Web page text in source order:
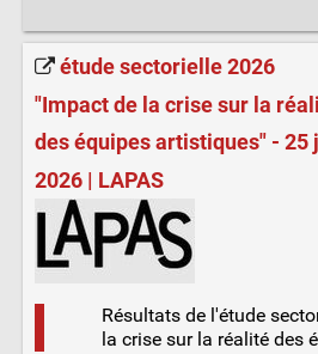
étude sectorielle 2026
"Impact de la crise sur la
des équipes artistiques" - 25
2026 | LAPAS
Résultats de l'étude
la crise sur la réalité des